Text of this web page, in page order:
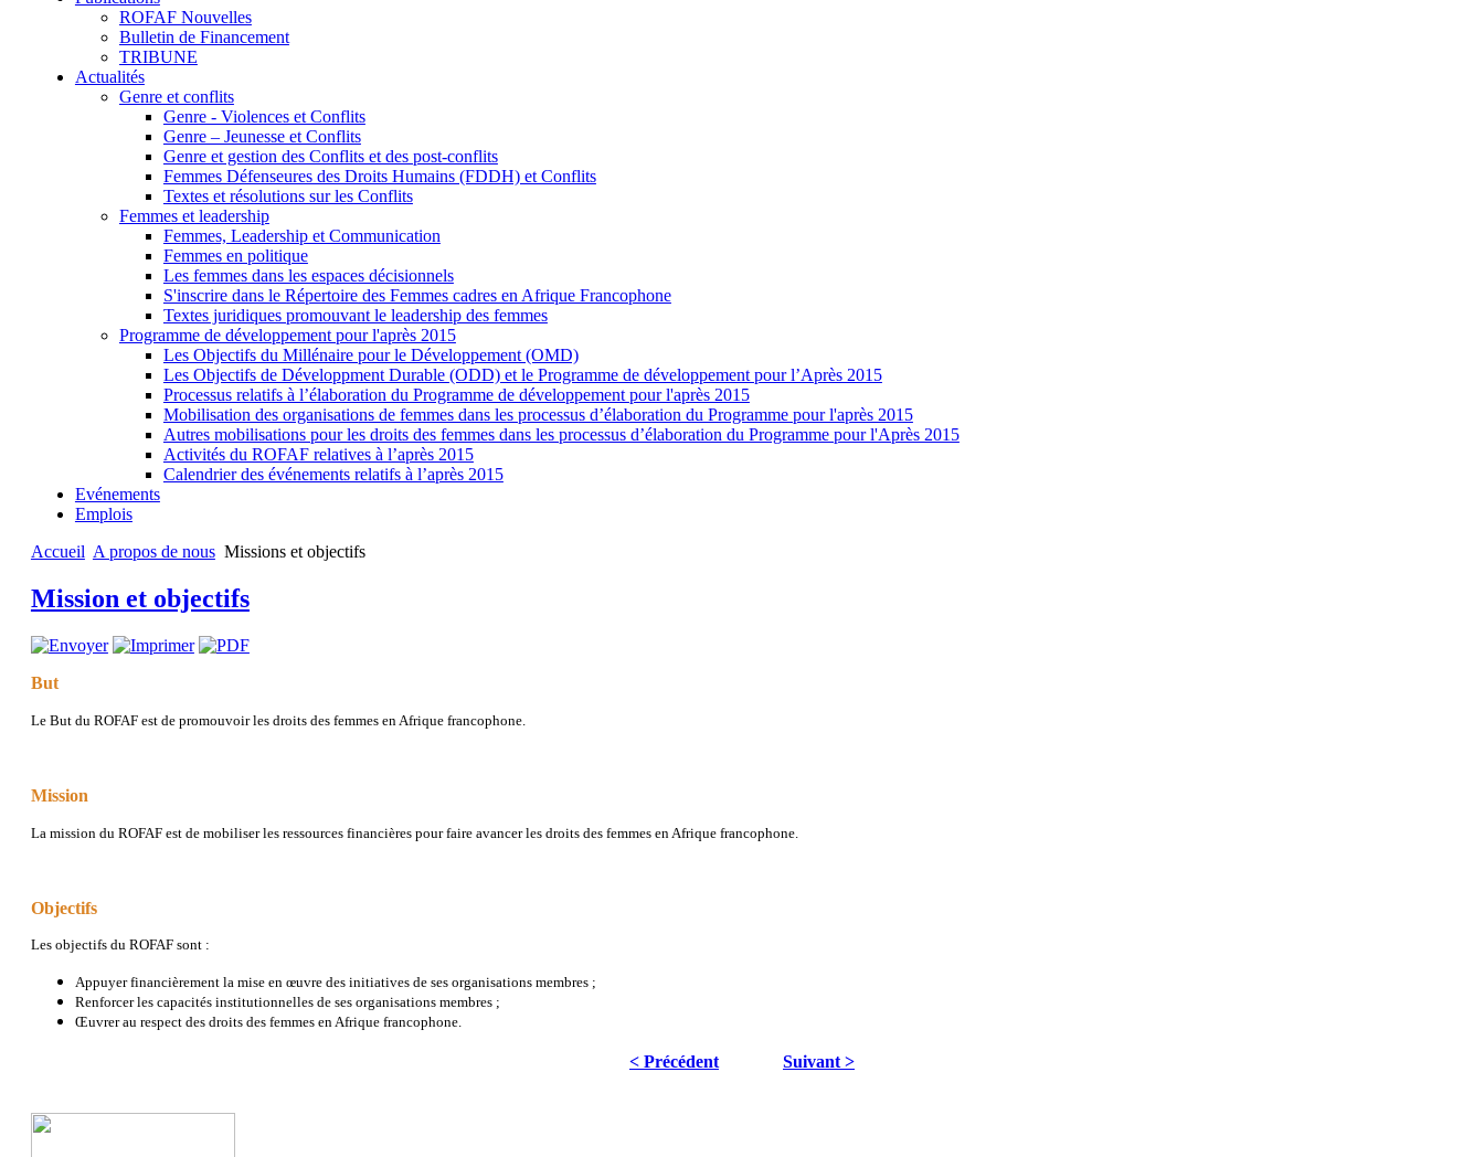
ROFAF Nouvelles
Bulletin de Financement
TRIBUNE
Actualités
Genre et conflits
Genre - Violences et Conflits
Genre – Jeunesse et Conflits
Genre et gestion des Conflits et des post-conflits
Femmes Défenseures des Droits Humains (FDDH) et Conflits
Textes et résolutions sur les Conflits
Femmes et leadership
Femmes, Leadership et Communication
Femmes en politique
Les femmes dans les espaces décisionnels
S'inscrire dans le Répertoire des Femmes cadres en Afrique Francophone
Textes juridiques promouvant le leadership des femmes
Programme de développement pour l'après 2015
Les Objectifs du Millénaire pour le Développement (OMD)
Les Objectifs de Développment Durable (ODD) et le Programme de développement pour l’Après 2015
Processus relatifs à l’élaboration du Programme de développement pour l'après 2015
Mobilisation des organisations de femmes dans les processus d’élaboration du Programme pour l'après 2015
Autres mobilisations pour les droits des femmes dans les processus d’élaboration du Programme pour l'Après 2015
Activités du ROFAF relatives à l’après 2015
Calendrier des événements relatifs à l’après 2015
Evénements
Emplois
Accueil A propos de nous Missions et objectifs
Mission et objectifs
But
Le But du ROFAF est de promouvoir les droits des femmes en Afrique francophone.
Mission
La mission du ROFAF est de mobiliser les ressources financières pour faire avancer les droits des femmes en Afrique francophone.
Objectifs
Les objectifs du ROFAF sont :
Appuyer financièrement la mise en œuvre des initiatives de ses organisations membres ;
Renforcer les capacités institutionnelles de ses organisations membres ;
Œuvrer au respect des droits des femmes en Afrique francophone.
< Précédent Suivant >